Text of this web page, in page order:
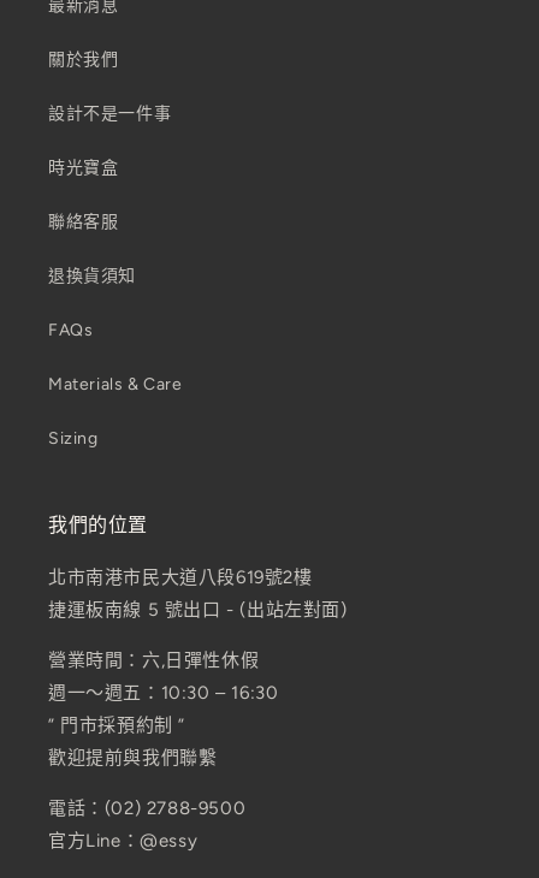
最新消息
關於我們
設計不是一件事
時光寶盒
聯絡客服
退換貨須知
FAQs
Materials & Care
Sizing
我們的位置
北市南港市民大道八段619號2樓
捷運板南線 5 號出口 - (出站左對面)
營業時間：六,日彈性休假
週一～週五：10:30 – 16:30
” 門市採預約制 ”
歡迎提前與我們聯繫
電話：(02) 2788-9500
官方Line：@essy